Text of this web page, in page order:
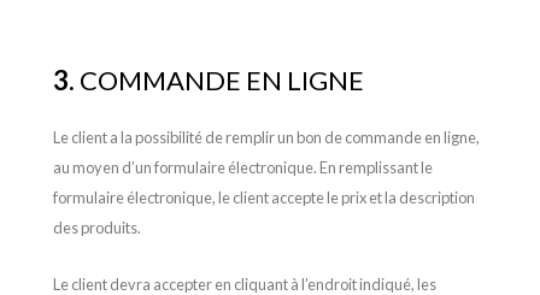
3. COMMANDE EN LIGNE
Le client a la possibilité de remplir un bon de commande en ligne,
au moyen d’un formulaire électronique. En remplissant le
formulaire électronique, le client accepte le prix et la description
des produits.
Le client devra accepter en cliquant à l’endroit indiqué, les